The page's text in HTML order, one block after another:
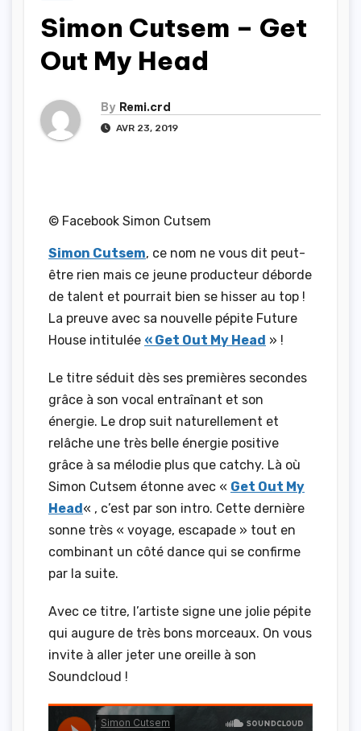
Simon Cutsem – Get
Out My Head
By Remi.crd
AVR 23, 2019
© Facebook Simon Cutsem
Simon Cutsem, ce nom ne vous dit peut-
être rien mais ce jeune producteur déborde
de talent et pourrait bien se hisser au top !
La preuve avec sa nouvelle pépite Future
House intitulée « Get Out My Head » !
Le titre séduit dès ses premières secondes
grâce à son vocal entraînant et son
énergie. Le drop suit naturellement et
relâche une très belle énergie positive
grâce à sa mélodie plus que catchy. Là où
Simon Cutsem étonne avec « Get Out My
Head« , c’est par son intro. Cette dernière
sonne très « voyage, escapade » tout en
combinant un côté dance qui se confirme
par la suite.
Avec ce titre, l’artiste signe une jolie pépite
qui augure de très bons morceaux. On vous
invite à aller jeter une oreille à son
Soundcloud !